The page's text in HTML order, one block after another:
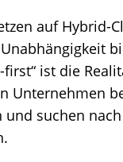
auf Hybrid-
ist die
Unternehmen
und suchen